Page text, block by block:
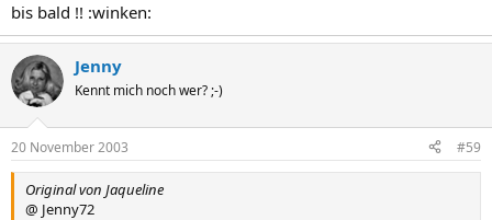
bis bald !! :winken:
Jenny
Kennt mich noch wer? ;-)
20 November 2003 #59
Original von Jaqueline
@ Jenny72